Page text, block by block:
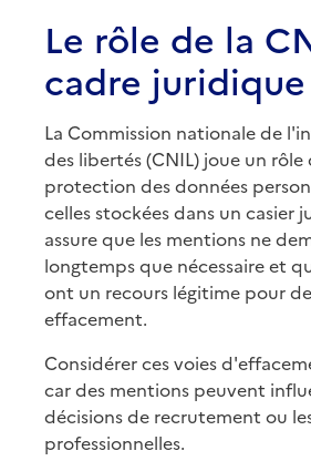
Le rôle de la
cadre juridique
La Commission nationale de
des libertés (CNIL) joue un rôle
protection des données
celles stockées dans un casier
assure que les mentions ne
longtemps que nécessaire et
ont un recours légitime pour
effacement.
Considérer ces voies
car des mentions peuvent
décisions de recrutement ou
professionnelles.